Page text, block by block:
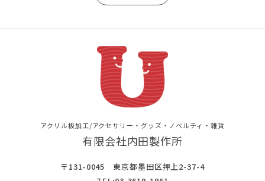
アクリル板加工/アクセサリー・グッズ・ノベルティ・雑貨
有限会社内田製作所
〒131-0045 東京都墨田区押上2-37-4